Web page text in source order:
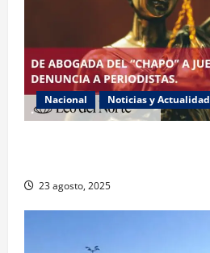
Nacional Noticias y Actualidad
23 agosto, 2025